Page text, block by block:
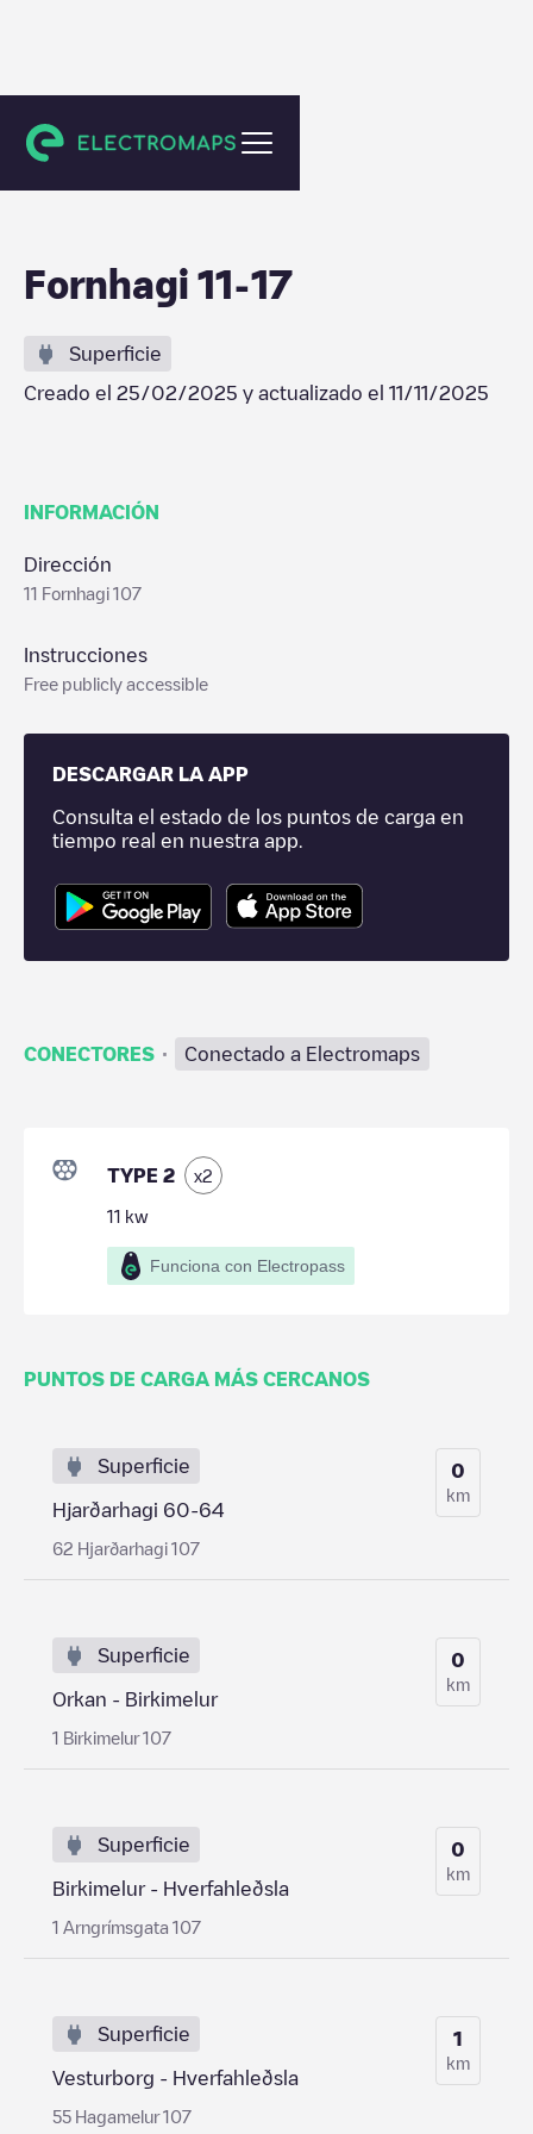
Reykjavík
Fornhagi 11-17
Superficie
Creado el 25/02/2025 y actualizado el 11/11/2025
INFORMACIÓN
Dirección
11 Fornhagi 107
Instrucciones
Free publicly accessible
DESCARGAR LA APP
Consulta el estado de los puntos de carga en
tiempo real en nuestra app.
CONECTORES · Conectado a Electromaps
TYPE 2 x2
11 kw
Funciona con Electropass
PUNTOS DE CARGA MÁS CERCANOS
Superficie
Hjarðarhagi 60-64
62 Hjarðarhagi 107
0
km
Superficie
Orkan - Birkimelur
1 Birkimelur 107
0
km
Superficie
Birkimelur - Hverfahleðsla
1 Arngrímsgata 107
0
km
Superficie
Vesturborg - Hverfahleðsla
55 Hagamelur 107
1
km